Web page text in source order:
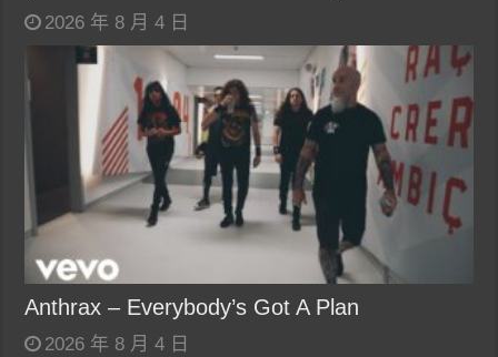
2026 年 8 月 4 日
Anthrax – Everybody’s Got A Plan
2026 年 8 月 4 日